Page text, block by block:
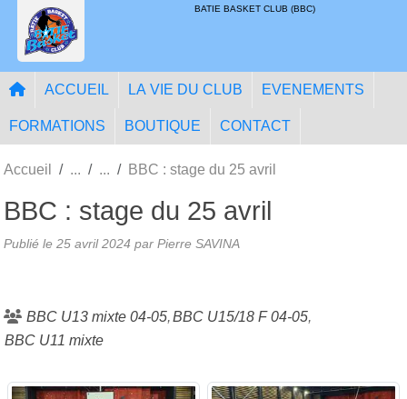
BATIE BASKET CLUB (BBC)
ACCUEIL LA VIE DU CLUB EVENEMENTS
FORMATIONS BOUTIQUE CONTACT
Accueil BBC : stage du 25 avril
BBC : stage du 25 avril
Publié le 25 avril 2024 par Pierre SAVINA
BBC U13 mixte 04-05 BBC U15/18 F 04-05
BBC U11 mixte
Panneau de gestion des cookies